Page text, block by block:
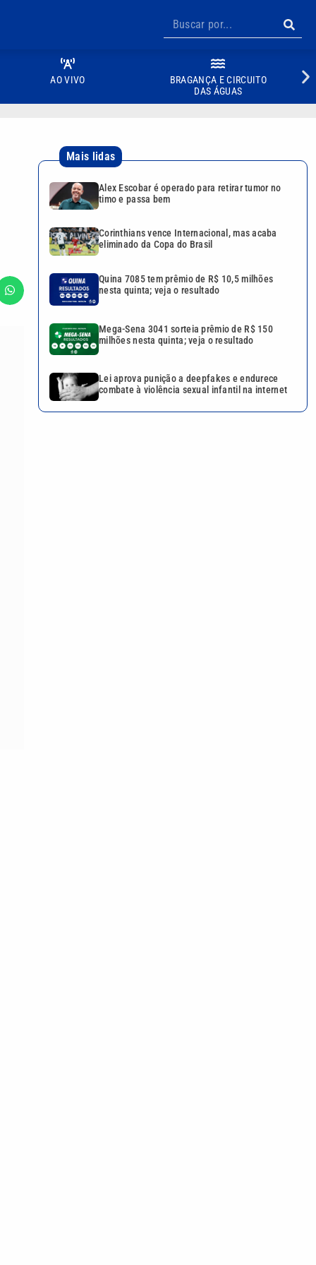
AO VIVO
BRAGANÇA E CIRCUITO
DAS ÁGUAS
Mais lidas
Alex Escobar é operado para retirar tumor no
timo e passa bem
Corinthians vence Internacional, mas acaba
eliminado da Copa do Brasil
Quina 7085 tem prêmio de R$ 10,5 milhões
nesta quinta; veja o resultado
Mega-Sena 3041 sorteia prêmio de R$ 150
milhões nesta quinta; veja o resultado
Lei aprova punição a deepfakes e endurece
combate à violência sexual infantil na internet